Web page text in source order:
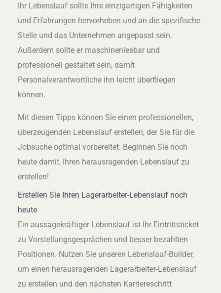
Ihr Lebenslauf sollte Ihre einzigartigen Fähigkeiten
und Erfahrungen hervorheben und an die spezifische
Stelle und das Unternehmen angepasst sein.
Außerdem sollte er maschinenlesbar und
professionell gestaltet sein, damit
Personalverantwortliche ihn leicht überfliegen
können.
Mit diesen Tipps können Sie einen professionellen,
überzeugenden Lebenslauf erstellen, der Sie für die
Jobsuche optimal vorbereitet. Beginnen Sie noch
heute damit, Ihren herausragenden Lebenslauf zu
erstellen!
Erstellen Sie Ihren Lagerarbeiter-Lebenslauf noch
heute
Ein aussagekräftiger Lebenslauf ist Ihr Eintrittsticket
zu Vorstellungsgesprächen und besser bezahlten
Positionen. Nutzen Sie unseren Lebenslauf-Builder,
um einen herausragenden Lagerarbeiter-Lebenslauf
zu erstellen und den nächsten Karriereschritt